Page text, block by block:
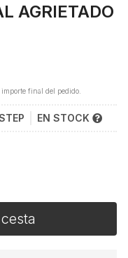
AGRIETADO
final del pedido.
EN STOCK